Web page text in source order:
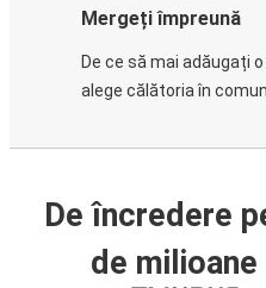
Mergeți împreună
De ce să mai adăugați
alege călătoria în
De încredere
de